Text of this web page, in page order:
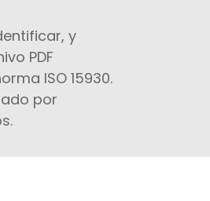
y
PDF
ISO 15930.
por